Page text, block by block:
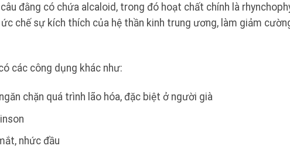
đằng có chứa alcaloid, trong đó hoạt chất chính là
chế sự kích thích của hệ thần kinh trung ương, làm giảm
các công dụng khác như:
chặn quá trình lão hóa, đặc biệt ở người già
nhức đầu